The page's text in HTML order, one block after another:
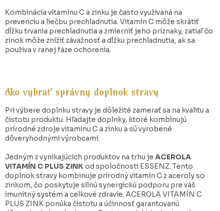
Kombinácia vitamínu C a zinku je často využívaná na
prevenciu a liečbu prechladnutia. Vitamín C môže skrátiť
dĺžku trvania prechladnutia a zmierniť jeho príznaky, zatiaľ čo
zinok môže znížiť závažnosť a dĺžku prechladnutia, ak sa
používa v ranej fáze ochorenia.
Ako vybrať správny doplnok stravy
Pri výbere doplnku stravy je dôležité zamerať sa na kvalitu a
čistotu produktu. Hľadajte doplnky, ktoré kombinujú
prírodné zdroje vitamínu C a zinku a sú vyrobené
dôveryhodnými výrobcami.
Jedným z vynikajúcich produktov na trhu je ACEROLA
VITAMÍN C PLUS ZINKod spoločnosti ESSENZ. Tento
doplnok stravy kombinuje prírodný vitamín C z aceroly so
zinkom, čo poskytuje silnú synergickú podporu pre váš
imunitný systém a celkové zdravie. ACEROLA VITAMÍN C
PLUS ZINK ponúka čistotu a účinnosť garantovanú